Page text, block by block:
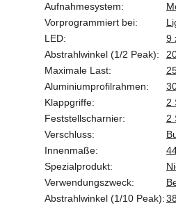
Aufnahmesystem:
Vorprogrammiert bei:
LED:
9
Abstrahlwinkel (1/2 Peak):
Maximale Last:
Aluminiumprofilrahmen:
Klappgriffe:
2
Feststellscharnier:
2
Verschluss:
Innenmaße:
Spezialprodukt:
Verwendungszweck:
Abstrahlwinkel (1/10 Peak):